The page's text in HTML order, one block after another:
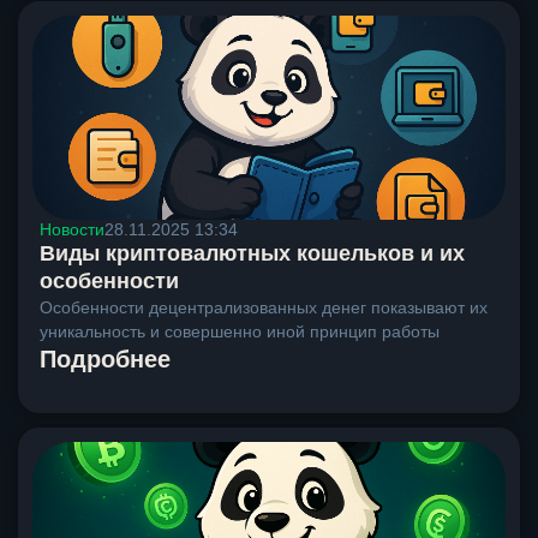
Новости28.11.2025 13:34
Виды криптовалютных кошельков и их
особенности
Особенности децентрализованных денег показывают их
уникальность и совершенно иной принцип работы
Подробнее